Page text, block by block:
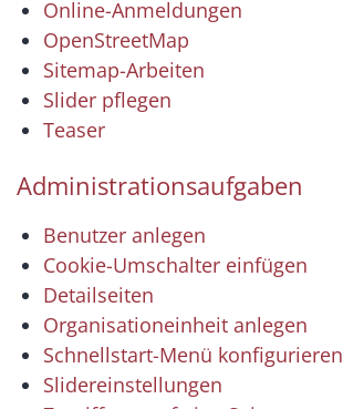
Online-Anmeldungen
OpenStreetMap
Sitemap-Arbeiten
Slider pflegen
Teaser
Administrationsaufgaben
Benutzer anlegen
Cookie-Umschalter einfügen
Detailseiten
Organisationeinheit anlegen
Schnellstart-Menü konfigurieren
Slidereinstellungen